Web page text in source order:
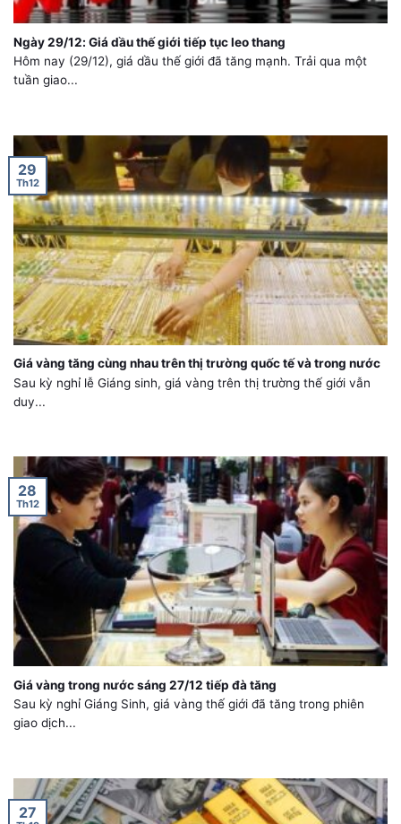
Ngày 29/12: Giá dầu thế giới tiếp tục leo thang
Hôm nay (29/12), giá dầu thế giới đã tăng mạnh. Trải qua một
tuần giao...
Giá vàng tăng cùng nhau trên thị trường quốc tế và trong nước
Sau kỳ nghỉ lễ Giáng sinh, giá vàng trên thị trường thế giới vẫn
duy...
29
Th12
Giá vàng trong nước sáng 27/12 tiếp đà tăng
Sau kỳ nghỉ Giáng Sinh, giá vàng thế giới đã tăng trong phiên
giao dịch...
28
Th12
27